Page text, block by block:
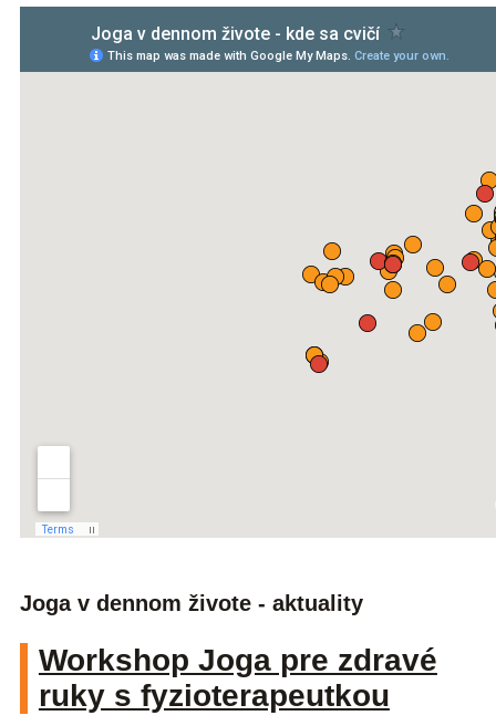
Joga v dennom živote - aktuality
Workshop Joga pre zdravé
ruky s fyzioterapeutkou